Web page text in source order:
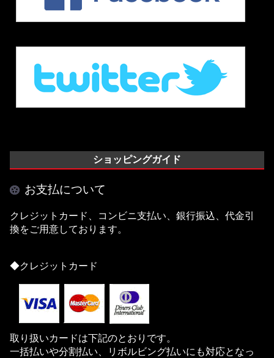
ショッピングガイド
お支払について
クレジットカード、コンビニ支払い、銀行振込、代金引
換をご用意しております。
◆クレジットカード
取り扱いカードは下記のとおりです。
一括払いや分割払い、リボルビング払いにも対応となっ